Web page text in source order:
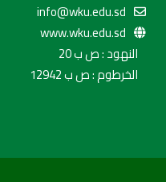
info@wku.edu.sd
www.wku.edu.sd
النهود : ص ب 20
الخرطوم : ص ب 12942